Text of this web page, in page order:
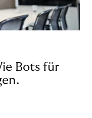
Bots für